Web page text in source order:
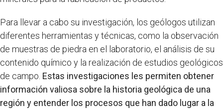
Para llevar a cabo su investigación, los geólogos utilizan
diferentes herramientas y técnicas, como la observación
de muestras de piedra en el laboratorio, el análisis de su
contenido químico y la realización de estudios geológicos
de campo. Estas investigaciones les permiten obtener
información valiosa sobre la historia geológica de una
región y entender los procesos que han dado lugar a la